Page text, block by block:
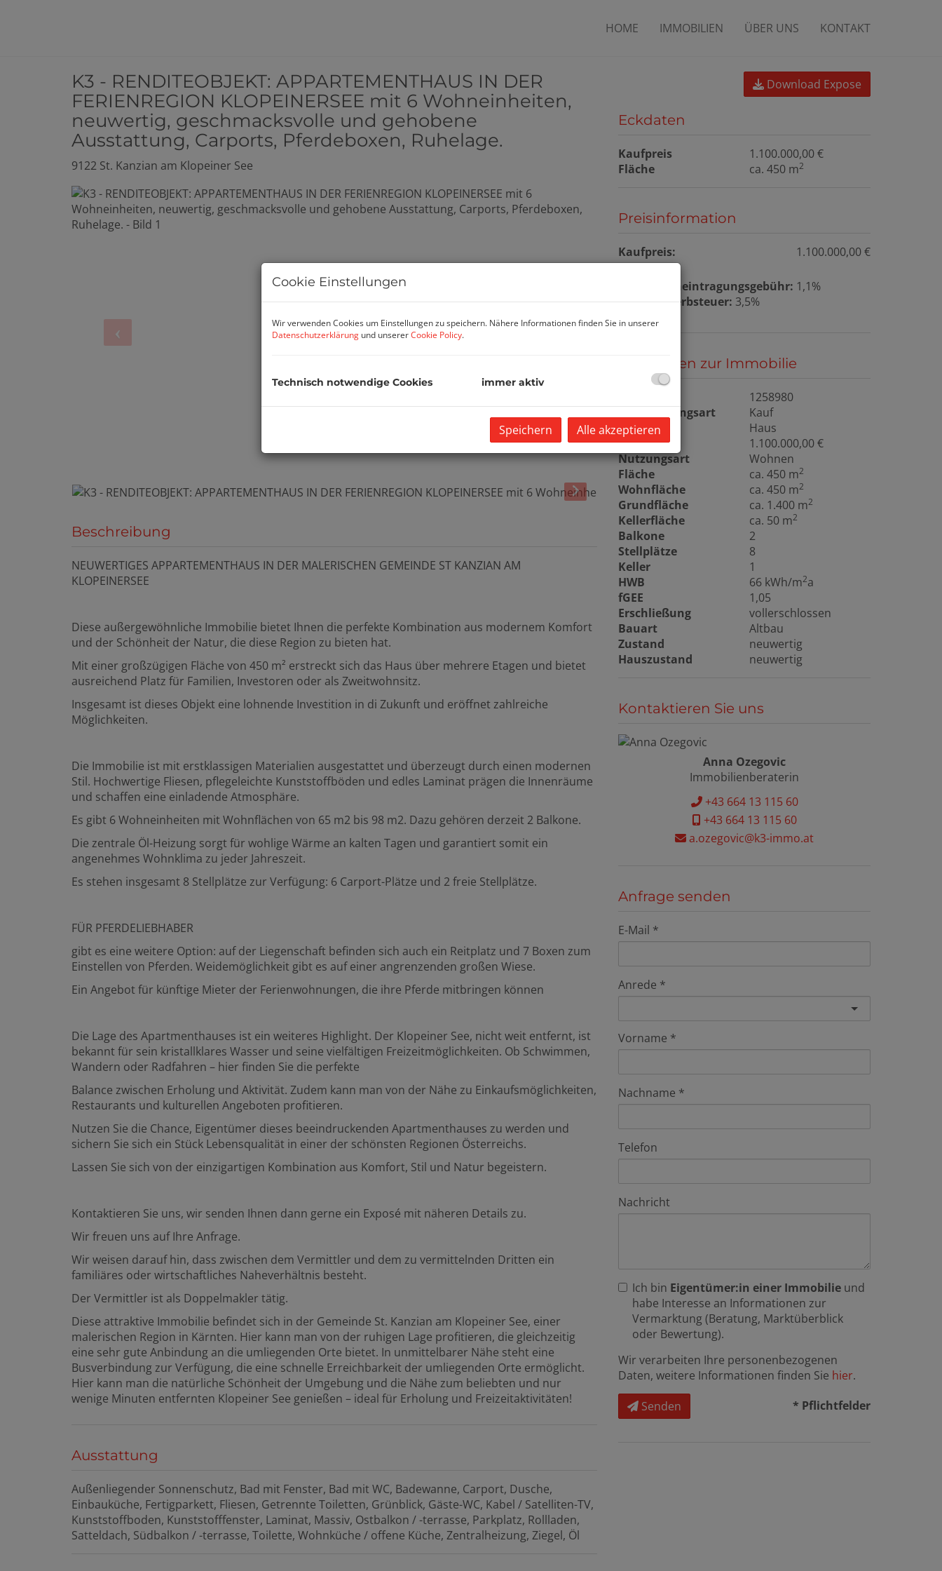
HOME IMMOBILIEN ÜBER UNS KONTAKT
K3 - RENDITEOBJEKT: APPARTEMENTHAUS IN DER
FERIENREGION KLOPEINERSEE mit 6 Wohneinheiten,
neuwertig, geschmacksvolle und gehobene
Ausstattung, Carports, Pferdeboxen, Ruhelage.
9122 St. Kanzian am Klopeiner See
Beschreibung
NEUWERTIGES APPARTEMENTHAUS IN DER MALERISCHEN GEMEINDE ST KANZIAN AM
KLOPEINERSEE
Diese außergewöhnliche Immobilie bietet Ihnen die perfekte Kombination aus modernem Komfort
und der Schönheit der Natur, die diese Region zu bieten hat.
Mit einer großzügigen Fläche von 450 m² erstreckt sich das Haus über mehrere Etagen und bietet
ausreichend Platz für Familien, Investoren oder als Zweitwohnsitz.
Insgesamt ist dieses Objekt eine lohnende Investition in di Zukunft und eröffnet zahlreiche
Möglichkeiten.
Die Immobilie ist mit erstklassigen Materialien ausgestattet und überzeugt durch einen modernen
Stil. Hochwertige Fliesen, pflegeleichte Kunststoffböden und edles Laminat prägen die Innenräume
und schaffen eine einladende Atmosphäre.
Es gibt 6 Wohneinheiten mit Wohnflächen von 65 m2 bis 98 m2. Dazu gehören derzeit 2 Balkone.
Die zentrale Öl-Heizung sorgt für wohlige Wärme an kalten Tagen und garantiert somit ein
angenehmes Wohnklima zu jeder Jahreszeit.
Es stehen insgesamt 8 Stellplätze zur Verfügung: 6 Carport-Plätze und 2 freie Stellplätze.
FÜR PFERDELIEBHABER
gibt es eine weitere Option: auf der Liegenschaft befinden sich auch ein Reitplatz und 7 Boxen zum
Einstellen von Pferden. Weidemöglichkeit gibt es auf einer angrenzenden großen Wiese.
Ein Angebot für künftige Mieter der Ferienwohnungen, die ihre Pferde mitbringen können
Die Lage des Apartmenthauses ist ein weiteres Highlight. Der Klopeiner See, nicht weit entfernt, ist
bekannt für sein kristallklares Wasser und seine vielfältigen Freizeitmöglichkeiten. Ob Schwimmen,
Wandern oder Radfahren – hier finden Sie die perfekte
Balance zwischen Erholung und Aktivität. Zudem kann man von der Nähe zu Einkaufsmöglichkeiten,
Restaurants und kulturellen Angeboten profitieren.
Nutzen Sie die Chance, Eigentümer dieses beeindruckenden Apartmenthauses zu werden und
sichern Sie sich ein Stück Lebensqualität in einer der schönsten Regionen Österreichs.
Lassen Sie sich von der einzigartigen Kombination aus Komfort, Stil und Natur begeistern.
Kontaktieren Sie uns, wir senden Ihnen dann gerne ein Exposé mit näheren Details zu.
Wir freuen uns auf Ihre Anfrage.
Wir weisen darauf hin, dass zwischen dem Vermittler und dem zu vermittelnden Dritten ein
familiäres oder wirtschaftliches Naheverhältnis besteht.
Der Vermittler ist als Doppelmakler tätig.
Diese attraktive Immobilie befindet sich in der Gemeinde St. Kanzian am Klopeiner See, einer
malerischen Region in Kärnten. Hier kann man von der ruhigen Lage profitieren, die gleichzeitig
eine sehr gute Anbindung an die umliegenden Orte bietet. In unmittelbarer Nähe steht eine
Busverbindung zur Verfügung, die eine schnelle Erreichbarkeit der umliegenden Orte ermöglicht.
Hier kann man die natürliche Schönheit der Umgebung und die Nähe zum beliebten und nur
wenige Minuten entfernten Klopeiner See genießen – ideal für Erholung und Freizeitaktivitäten!
Ausstattung
Außenliegender Sonnenschutz Bad mit Fenster Bad mit WC Badewanne Carport Dusche
Einbauküche Fertigparkett Fliesen Getrennte Toiletten Grünblick Gäste-WC Kabel / Satelliten-TV
Kunststoffboden Kunststofffenster Laminat Massiv Ostbalkon / -terrasse Parkplatz Rollladen
Satteldach Südbalkon / -terrasse Toilette Wohnküche / offene Küche Zentralheizung Ziegel Öl
Download Expose
Eckdaten
Kaufpreis
1.100.000,00 €
Fläche
ca. 450 m2
Preisinformation
Kaufpreis: 1.100.000,00 €
Grundbucheintragungsgebühr: 1,1%
Grunderwerbsteuer: 3,5%
Basisdaten zur Immobilie
1258980
Vermarktungsart
Kauf
Objektart
Haus
Kaufpreis
1.100.000,00 €
Nutzungsart
Wohnen
Fläche
ca. 450 m2
Wohnfläche ca. 450 m2
Grundfläche ca. 1.400 m2
Kellerfläche ca. 50 m2
Balkone
2
Stellplätze
8
Keller
1
HWB
66 kWh/m2a
fGEE
1,05
Erschließung
vollerschlossen
Bauart
Altbau
Zustand
neuwertig
Hauszustand
neuwertig
Kontaktieren Sie uns
Anna Ozegovic
Immobilienberaterin
+43 664 13 115 60
+43 664 13 115 60
a.ozegovic@k3-immo.at
Anfrage senden
E-Mail
Anrede
Vorname
Nachname
Telefon
Nachricht
Ich bin Eigentümer:in einer Immobilie und
habe Interesse an Informationen zur
Vermarktung (Beratung, Marktüberblick
oder Bewertung).
Wir verarbeiten Ihre personenbezogenen
Daten, weitere Informationen finden Sie hier.
Senden
* Pflichtfelder
Cookie Einstellungen
Wir verwenden Cookies um Einstellungen zu speichern. Nähere Informationen finden Sie in unserer
Datenschutzerklärung und unsererCookie Policy.
Technisch notwendige Cookies immer aktiv
Speichern Alle akzeptieren